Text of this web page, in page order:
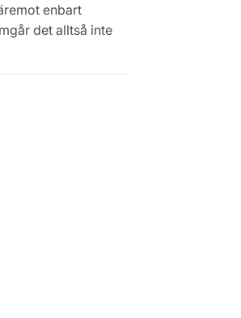
enbart
det alltså inte